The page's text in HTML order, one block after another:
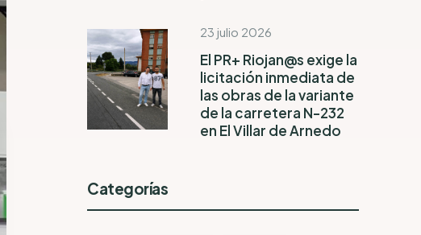
23 julio 2026
El PR+ Riojan@s exige la
licitación inmediata de
las obras de la variante
de la carretera N-232
en El Villar de Arnedo
Categorías